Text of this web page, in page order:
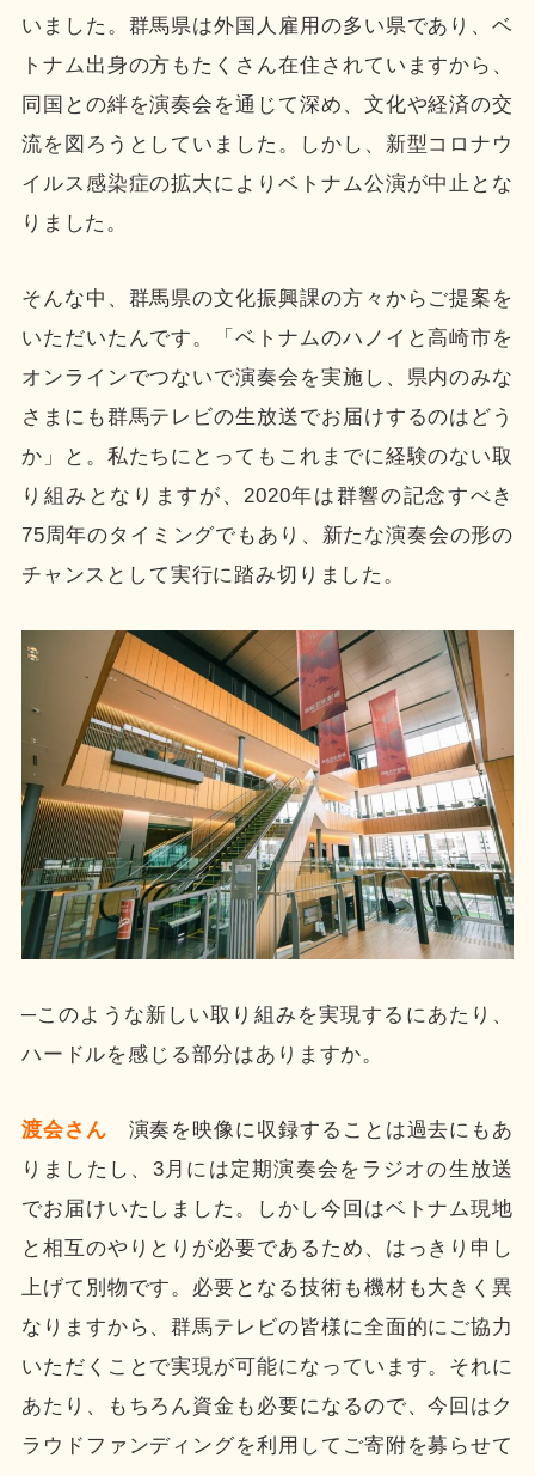
いました。群馬県は外国人雇用の多い県であり、ベ
トナム出身の方もたくさん在住されていますから、
同国との絆を演奏会を通じて深め、文化や経済の交
流を図ろうとしていました。しかし、新型コロナウ
イルス感染症の拡大によりベトナム公演が中止とな
りました。
そんな中、群馬県の文化振興課の方々からご提案を
いただいたんです。「ベトナムのハノイと高崎市を
オンラインでつないで演奏会を実施し、県内のみな
さまにも群馬テレビの生放送でお届けするのはどう
か」と。私たちにとってもこれまでに経験のない取
り組みとなりますが、2020年は群響の記念すべき
75周年のタイミングでもあり、新たな演奏会の形の
チャンスとして実行に踏み切りました。
─このような新しい取り組みを実現するにあたり、
ハードルを感じる部分はありますか。
渡会さん 演奏を映像に収録することは過去にもあ
りましたし、3月には定期演奏会をラジオの生放送
でお届けいたしました。しかし今回はベトナム現地
と相互のやりとりが必要であるため、はっきり申し
上げて別物です。必要となる技術も機材も大きく異
なりますから、群馬テレビの皆様に全面的にご協力
いただくことで実現が可能になっています。それに
あたり、もちろん資金も必要になるので、今回はク
ラウドファンディングを利用してご寄附を募らせて